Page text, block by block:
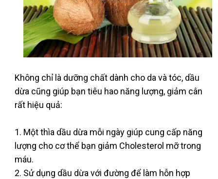
Không chỉ là dưỡng chất dành cho da và tóc, dầu
dừa cũng giúp bạn tiêu hao năng lượng, giảm cân
rất hiệu quả:
1. Một thìa dầu dừa mỗi ngày giúp cung cấp năng
lượng cho cơ thể bạn giảm Cholesterol mỡ trong
máu.
2. Sử dụng dầu dừa với đường để làm hỗn hợp